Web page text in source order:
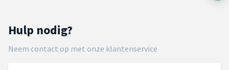
Hulp nodig?
Neem contact op met onze klantenservice